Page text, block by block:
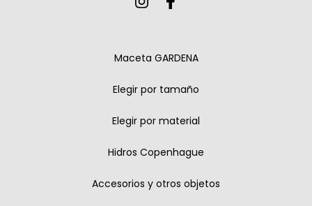
Maceta GARDENA
Elegir por tamaño
Elegir por material
Hidros Copenhague
Accesorios y otros objetos